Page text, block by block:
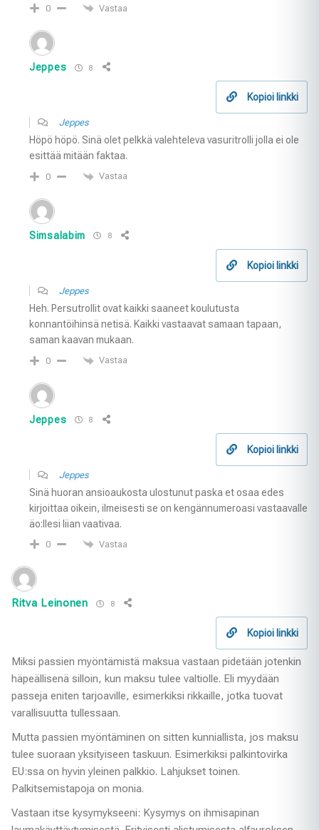
0 Vastaa
Jeppes 8
Kopioi linkki
Jeppes
Höpö höpö. Sinä olet pelkkä valehteleva vasuritrolli jolla ei ole
esittää mitään faktaa.
0 Vastaa
Simsalabim 8
Kopioi linkki
Jeppes
Heh. Persutrollit ovat kaikki saaneet koulutusta
konnantöihinsä netisä. Kaikki vastaavat samaan tapaan,
saman kaavan mukaan.
0 Vastaa
Jeppes 8
Kopioi linkki
Jeppes
Sinä huoran ansioaukosta ulostunut paska et osaa edes
kirjoittaa oikein, ilmeisesti se on kengännumeroasi vastaavalle
äo:llesi liian vaativaa.
0 Vastaa
Ritva Leinonen 8
Kopioi linkki
Miksi passien myöntämistä maksua vastaan pidetään jotenkin
häpeällisenä silloin, kun maksu tulee valtiolle. Eli myydään
passeja eniten tarjoaville, esimerkiksi rikkaille, jotka tuovat
varallisuutta tullessaan.
Mutta passien myöntäminen on sitten kunniallista, jos maksu
tulee suoraan yksityiseen taskuun. Esimerkiksi palkintovirka
EU:ssa on hyvin yleinen palkkio. Lahjukset toinen.
Palkitsemistapoja on monia.
Vastaan itse kysymykseeni: Kysymys on ihmisapinan